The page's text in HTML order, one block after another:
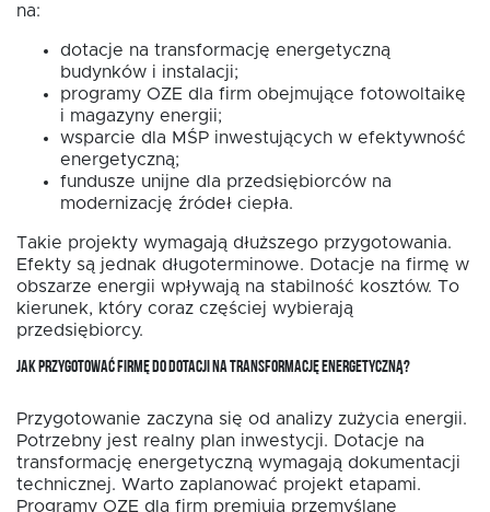
na:
dotacje na transformację energetyczną
budynków i instalacji;
programy OZE dla firm obejmujące fotowoltaikę
i magazyny energii;
wsparcie dla MŚP inwestujących w efektywność
energetyczną;
fundusze unijne dla przedsiębiorców na
modernizację źródeł ciepła.
Takie projekty wymagają dłuższego przygotowania.
Efekty są jednak długoterminowe. Dotacje na firmę w
obszarze energii wpływają na stabilność kosztów. To
kierunek, który coraz częściej wybierają
przedsiębiorcy.
JAK PRZYGOTOWAĆ FIRMĘ DO DOTACJI NA TRANSFORMACJĘ ENERGETYCZNĄ?
Przygotowanie zaczyna się od analizy zużycia energii.
Potrzebny jest realny plan inwestycji. Dotacje na
transformację energetyczną wymagają dokumentacji
technicznej. Warto zaplanować projekt etapami.
Programy OZE dla firm premiują przemyślane